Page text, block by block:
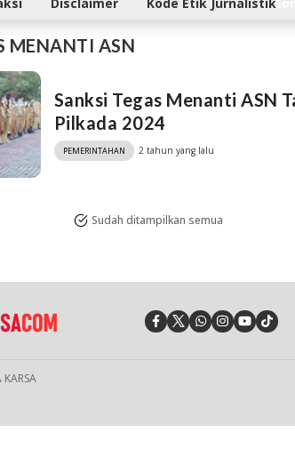
MENANTI ASN
Sanksi Tegas Menanti ASN
Pilkada 2024
PEMERINTAHAN 2 tahun yang lalu
Sudah ditampilkan semua